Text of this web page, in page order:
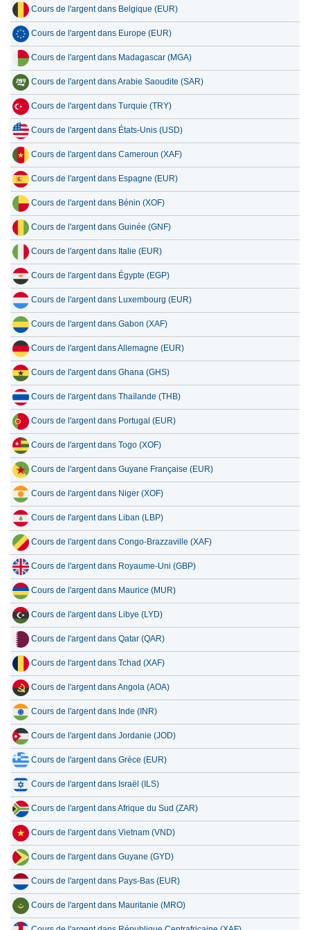
Cours de l'argent dans Belgique (EUR)
Cours de l'argent dans Europe (EUR)
Cours de l'argent dans Madagascar (MGA)
Cours de l'argent dans Arabie Saoudite (SAR)
Cours de l'argent dans Turquie (TRY)
Cours de l'argent dans États-Unis (USD)
Cours de l'argent dans Cameroun (XAF)
Cours de l'argent dans Espagne (EUR)
Cours de l'argent dans Bénin (XOF)
Cours de l'argent dans Guinée (GNF)
Cours de l'argent dans Italie (EUR)
Cours de l'argent dans Égypte (EGP)
Cours de l'argent dans Luxembourg (EUR)
Cours de l'argent dans Gabon (XAF)
Cours de l'argent dans Allemagne (EUR)
Cours de l'argent dans Ghana (GHS)
Cours de l'argent dans Thaïlande (THB)
Cours de l'argent dans Portugal (EUR)
Cours de l'argent dans Togo (XOF)
Cours de l'argent dans Guyane Française (EUR)
Cours de l'argent dans Niger (XOF)
Cours de l'argent dans Liban (LBP)
Cours de l'argent dans Congo-Brazzaville (XAF)
Cours de l'argent dans Royaume-Uni (GBP)
Cours de l'argent dans Maurice (MUR)
Cours de l'argent dans Libye (LYD)
Cours de l'argent dans Qatar (QAR)
Cours de l'argent dans Tchad (XAF)
Cours de l'argent dans Angola (AOA)
Cours de l'argent dans Inde (INR)
Cours de l'argent dans Jordanie (JOD)
Cours de l'argent dans Grèce (EUR)
Cours de l'argent dans Israël (ILS)
Cours de l'argent dans Afrique du Sud (ZAR)
Cours de l'argent dans Vietnam (VND)
Cours de l'argent dans Guyane (GYD)
Cours de l'argent dans Pays-Bas (EUR)
Cours de l'argent dans Mauritanie (MRO)